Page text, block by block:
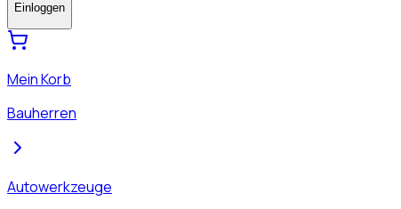
Einloggen
Mein Korb
Bauherren
Autowerkzeuge